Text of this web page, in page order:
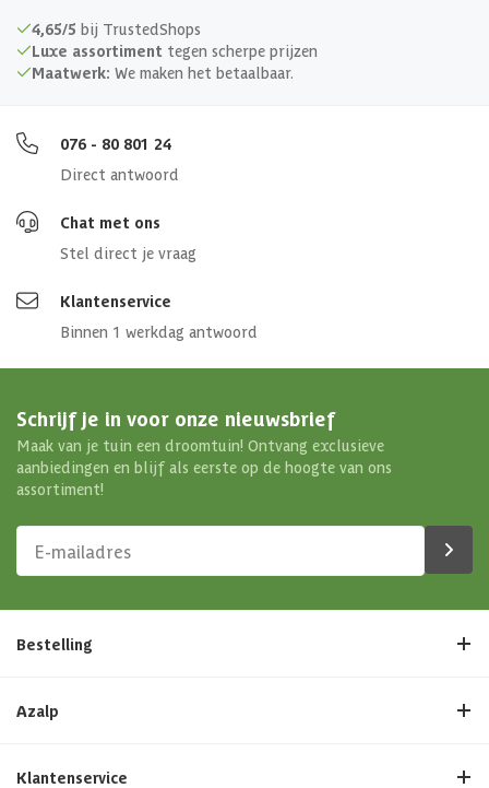
4,65/5 bij TrustedShops
Luxe assortiment tegen scherpe prijzen
Maatwerk: We maken het betaalbaar.
076 - 80 801 24
Direct antwoord
Chat met ons
Stel direct je vraag
Klantenservice
Binnen 1 werkdag antwoord
Schrijf je in voor onze nieuwsbrief
Maak van je tuin een droomtuin! Ontvang exclusieve
aanbiedingen en blijf als eerste op de hoogte van ons
assortiment!
Bestelling
Azalp
Klantenservice